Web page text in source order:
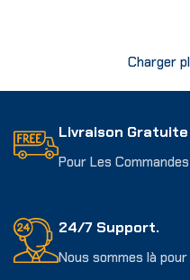
Charger
Livraison Gratuite
Pour Les
24/7 Support.
Nous sommes là